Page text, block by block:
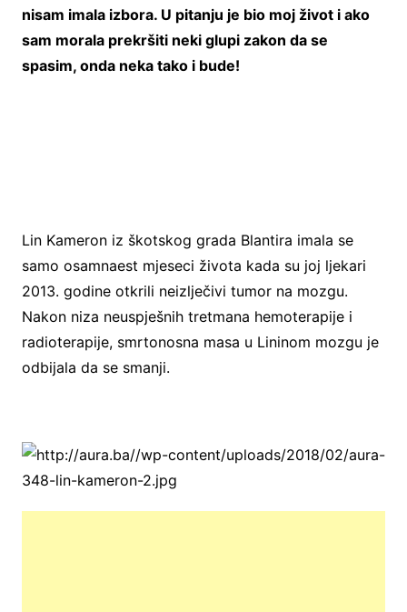
nisam imala izbora. U pitanju je bio moj život i ako
sam morala prekršiti neki glupi zakon da se
spasim, onda neka tako i bude!
Lin Kameron iz škotskog grada Blantira imala se
samo osamnaest mjeseci života kada su joj ljekari
2013. godine otkrili neizlječivi tumor na mozgu.
Nakon niza neuspješnih tretmana hemoterapije i
radioterapije, smrtonosna masa u Lininom mozgu je
odbijala da se smanji.